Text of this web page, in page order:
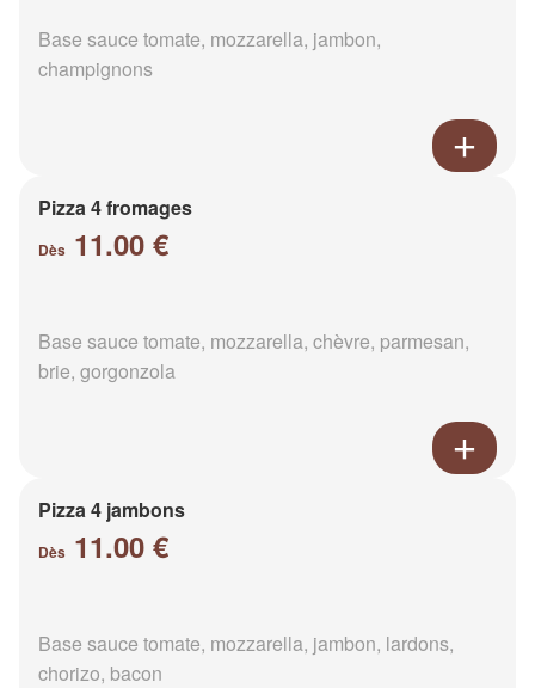
Base sauce tomate, mozzarella, jambon,
champignons
Pizza 4 fromages
Dès 11.00 €
Base sauce tomate, mozzarella, chèvre, parmesan,
brie, gorgonzola
Pizza 4 jambons
Dès 11.00 €
Base sauce tomate, mozzarella, jambon, lardons,
chorizo, bacon